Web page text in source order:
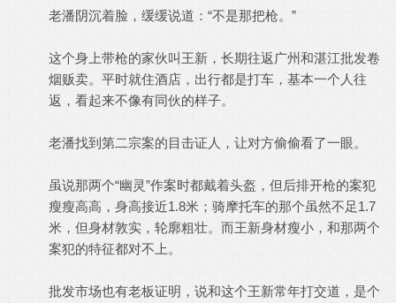
老潘阴沉着脸，缓缓说道：“不是那把枪。”
这个身上带枪的家伙叫王新，长期往返广州和湛江批发卷
烟贩卖。平时就住酒店，出行都是打车，基本一个人往
返，看起来不像有同伙的样子。
老潘找到第二宗案的目击证人，让对方偷偷看了一眼。
虽说那两个“幽灵”作案时都戴着头盔，但后排开枪的案犯
瘦瘦高高，身高接近1.8米；骑摩托车的那个虽然不足1.7
米，但身材敦实，轮廓粗壮。而王新身材瘦小，和那两个
案犯的特征都对不上。
批发市场也有老板证明，说和这个王新常年打交道，是个